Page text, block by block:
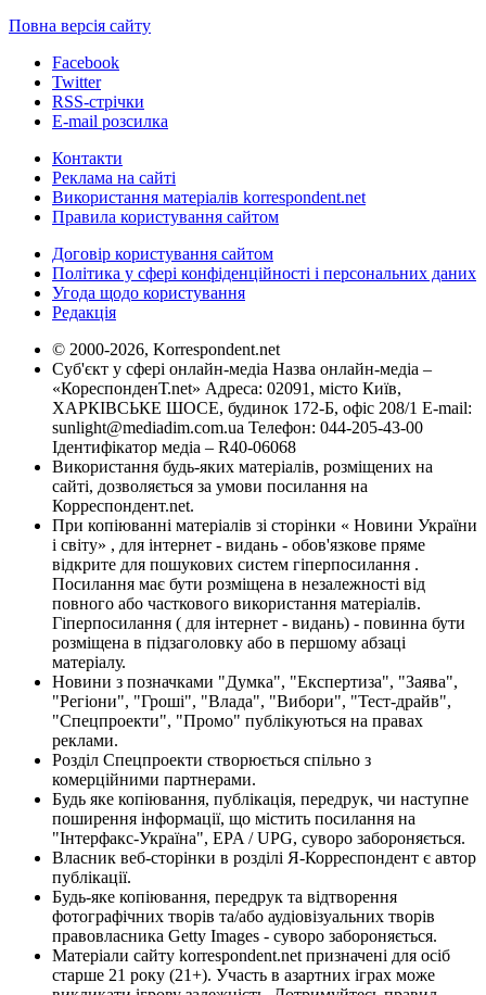
Повна версія сайту
Facebook
Twitter
RSS-стрічки
E-mail розсилка
Контакти
Реклама на сайті
Використання матеріалів korrespondent.net
Правила користування сайтом
Договір користування сайтом
Політика у сфері конфіденційності і персональних даних
Угода щодо користування
Редакція
© 2000-2026, Korrespondent.net
Суб'єкт у сфері онлайн-медіа Назва онлайн-медіа –
«КореспонденТ.net» Адреса: 02091, місто Київ,
ХАРКІВСЬКЕ ШОСЕ, будинок 172-Б, офіс 208/1 E-mail:
sunlight@mediadim.com.ua Телефон: 044-205-43-00
Ідентифікатор медіа – R40-06068
Використання будь-яких матеріалів, розміщених на
сайті, дозволяється за умови посилання на
Корреспондент.net.
При копіюванні матеріалів зі сторінки « Новини України
і світу» , для інтернет - видань - обов'язкове пряме
відкрите для пошукових систем гіперпосилання .
Посилання має бути розміщена в незалежності від
повного або часткового використання матеріалів.
Гіперпосилання ( для інтернет - видань) - повинна бути
розміщена в підзаголовку або в першому абзаці
матеріалу.
Новини з позначками "Думка", "Експертиза", "Заява",
"Регіони", "Гроші", "Влада", "Вибори", "Тест-драйв",
"Спецпроекти", "Промо" публікуються на правах
реклами.
Розділ Спецпроекти створюється спільно з
комерційними партнерами.
Будь яке копіювання, публікація, передрук, чи наступне
поширення інформації, що містить посилання на
"Інтерфакс-Україна", EPA / UPG, суворо забороняється.
Власник веб-сторінки в розділі Я-Корреспондент є автор
публікації.
Будь-яке копіювання, передрук та відтворення
фотографічних творів та/або аудіовізуальних творів
правовласника Getty Images - суворо забороняється.
Матеріали сайту korrespondent.net призначені для осіб
старше 21 року (21+). Участь в азартних іграх може